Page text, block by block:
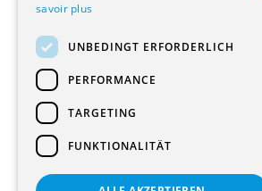
Medizinische Einrichtungen
Kultur - Sport - Freizeit
Industrie - Handwerk
Transport und Parkplätze
Diverse Bauten
savoir plus
UNBEDINGT ERFORDERLICH
PERFORMANCE
TARGETING
FUNKTIONALITÄT